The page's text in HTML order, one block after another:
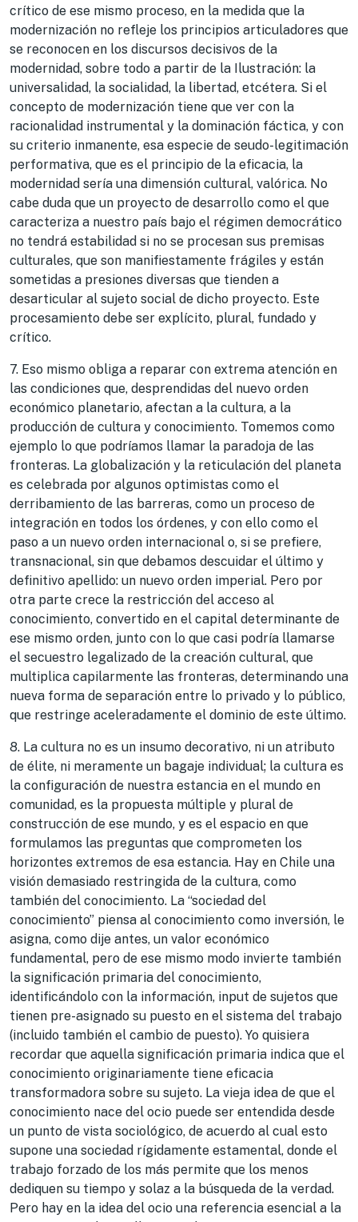
crítico de ese mismo proceso, en la medida que la
modernización no refleje los principios articuladores que
se reconocen en los discursos decisivos de la
modernidad, sobre todo a partir de la Ilustración: la
universalidad, la socialidad, la libertad, etcétera. Si el
concepto de modernización tiene que ver con la
racionalidad instrumental y la dominación fáctica, y con
su criterio inmanente, esa especie de seudo-legitimación
performativa, que es el principio de la eficacia, la
modernidad sería una dimensión cultural, valórica. No
cabe duda que un proyecto de desarrollo como el que
caracteriza a nuestro país bajo el régimen democrático
no tendrá estabilidad si no se procesan sus premisas
culturales, que son manifiestamente frágiles y están
sometidas a presiones diversas que tienden a
desarticular al sujeto social de dicho proyecto. Este
procesamiento debe ser explícito, plural, fundado y
crítico.
7. Eso mismo obliga a reparar con extrema atención en
las condiciones que, desprendidas del nuevo orden
económico planetario, afectan a la cultura, a la
producción de cultura y conocimiento. Tomemos como
ejemplo lo que podríamos llamar la paradoja de las
fronteras. La globalización y la reticulación del planeta
es celebrada por algunos optimistas como el
derribamiento de las barreras, como un proceso de
integración en todos los órdenes, y con ello como el
paso a un nuevo orden internacional o, si se prefiere,
transnacional, sin que debamos descuidar el último y
definitivo apellido: un nuevo orden imperial. Pero por
otra parte crece la restricción del acceso al
conocimiento, convertido en el capital determinante de
ese mismo orden, junto con lo que casi podría llamarse
el secuestro legalizado de la creación cultural, que
multiplica capilarmente las fronteras, determinando una
nueva forma de separación entre lo privado y lo público,
que restringe aceleradamente el dominio de este último.
8. La cultura no es un insumo decorativo, ni un atributo
de élite, ni meramente un bagaje individual; la cultura es
la configuración de nuestra estancia en el mundo en
comunidad, es la propuesta múltiple y plural de
construcción de ese mundo, y es el espacio en que
formulamos las preguntas que comprometen los
horizontes extremos de esa estancia. Hay en Chile una
visión demasiado restringida de la cultura, como
también del conocimiento. La “sociedad del
conocimiento” piensa al conocimiento como inversión, le
asigna, como dije antes, un valor económico
fundamental, pero de ese mismo modo invierte también
la significación primaria del conocimiento,
identificándolo con la información, input de sujetos que
tienen pre-asignado su puesto en el sistema del trabajo
(incluido también el cambio de puesto). Yo quisiera
recordar que aquella significación primaria indica que el
conocimiento originariamente tiene eficacia
transformadora sobre su sujeto. La vieja idea de que el
conocimiento nace del ocio puede ser entendida desde
un punto de vista sociológico, de acuerdo al cual esto
supone una sociedad rígidamente estamental, donde el
trabajo forzado de los más permite que los menos
dediquen su tiempo y solaz a la búsqueda de la verdad.
Pero hay en la idea del ocio una referencia esencial a la